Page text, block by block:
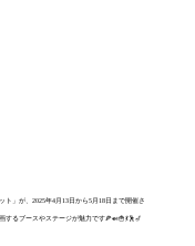
」が、2025年4月13日から5月18日まで開催さ
るブースやステージが魅力です🍕🍛🍟💃🕺🎷